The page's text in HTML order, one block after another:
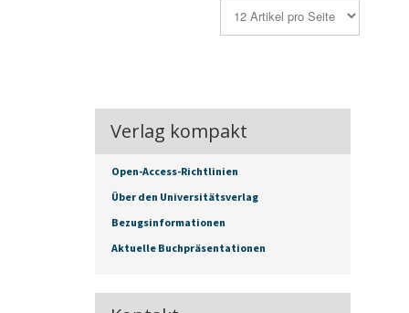
Verlag kompakt
Open-Access-Richtlinien
Über den Universitätsverlag
Bezugsinformationen
Aktuelle Buchpräsentationen